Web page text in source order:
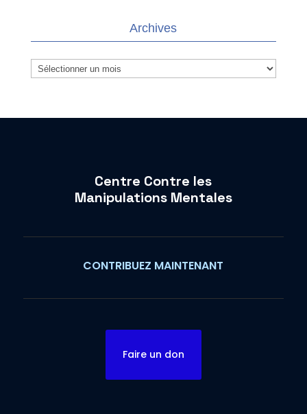
Archives
Archives
Centre Contre les
Manipulations Mentales
CONTRIBUEZ MAINTENANT
Faire un don